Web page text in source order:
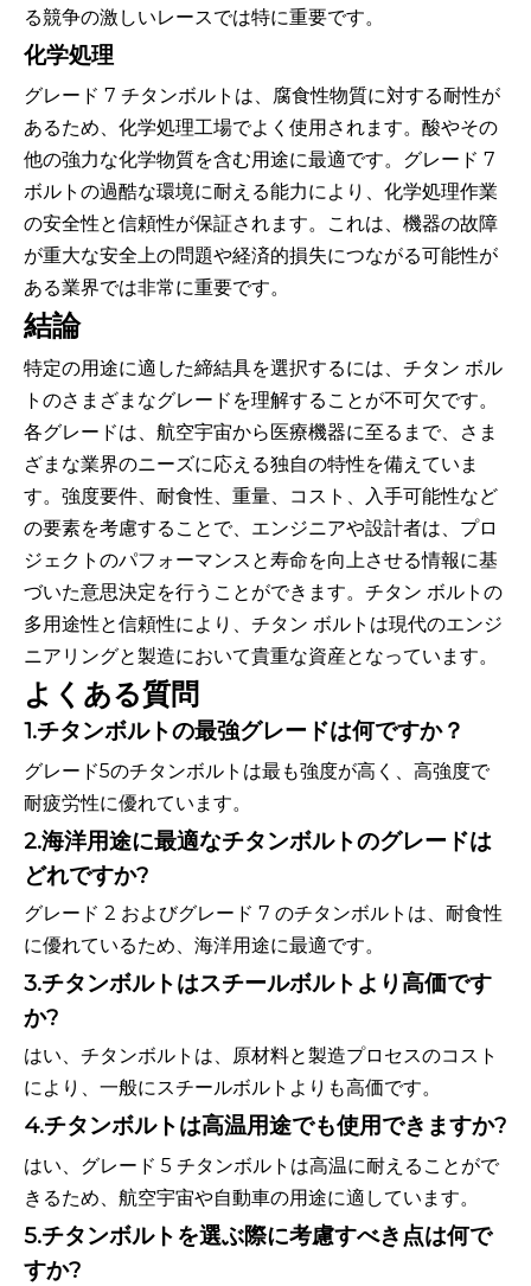
る競争の激しいレースでは特に重要です。
化学処理
グレード 7 チタンボルトは、腐食性物質に対する耐性が
あるため、化学処理工場でよく使用されます。酸やその
他の強力な化学物質を含む用途に最適です。グレード 7
ボルトの過酷な環境に耐える能力により、化学処理作業
の安全性と信頼性が保証されます。これは、機器の故障
が重大な安全上の問題や経済的損失につながる可能性が
ある業界では非常に重要です。
結論
特定の用途に適した締結具を選択するには、チタン ボル
トのさまざまなグレードを理解することが不可欠です。
各グレードは、航空宇宙から医療機器に至るまで、さま
ざまな業界のニーズに応える独自の特性を備えていま
す。強度要件、耐食性、重量、コスト、入手可能性など
の要素を考慮することで、エンジニアや設計者は、プロ
ジェクトのパフォーマンスと寿命を向上させる情報に基
づいた意思決定を行うことができます。チタン ボルトの
多用途性と信頼性により、チタン ボルトは現代のエンジ
ニアリングと製造において貴重な資産となっています。
よくある質問
1.チタンボルトの最強グレードは何ですか？
グレード5のチタンボルトは最も強度が高く、高強度で
耐疲労性に優れています。
2.海洋用途に最適なチタンボルトのグレードは
どれですか?
グレード 2 およびグレード 7 のチタンボルトは、耐食性
に優れているため、海洋用途に最適です。
3.チタンボルトはスチールボルトより高価です
か?
はい、チタンボルトは、原材料と製造プロセスのコスト
により、一般にスチールボルトよりも高価です。
4.チタンボルトは高温用途でも使用できますか?
はい、グレード 5 チタンボルトは高温に耐えることがで
きるため、航空宇宙や自動車の用途に適しています。
5.チタンボルトを選ぶ際に考慮すべき点は何で
すか?